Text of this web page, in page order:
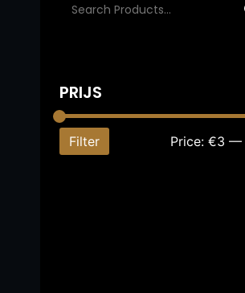
PRIJS
Filter Price: €3 —